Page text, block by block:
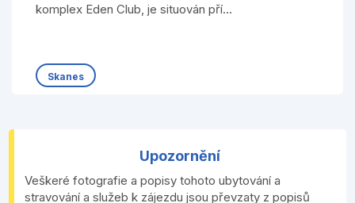
komplex Eden Club, je situován pří...
Skanes
Upozornění
Veškeré fotografie a popisy tohoto ubytování a
stravování a služeb k zájezdu jsou převzaty z popisů